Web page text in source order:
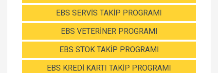
EBS SERVİS TAKİP PROGRAMI
EBS VETERİNER PROGRAMI
EBS STOK TAKİP PROGRAMI
EBS KREDİ KARTI TAKİP PROGRAMI